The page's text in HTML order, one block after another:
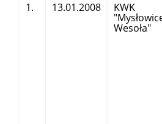
1.
13.01.2008 KWK
Wesoła"